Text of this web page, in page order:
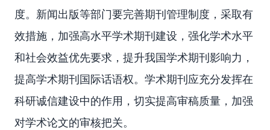
度。新闻出版等部门要完善期刊管理制度，采取有
效措施，加强高水平学术期刊建设，强化学术水平
和社会效益优先要求，提升我国学术期刊影响力，
提高学术期刊国际话语权。学术期刊应充分发挥在
科研诚信建设中的作用，切实提高审稿质量，加强
对学术论文的审核把关。